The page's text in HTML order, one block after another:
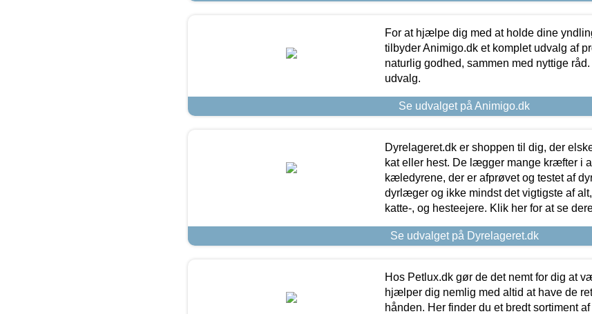
For at hjælpe dig med at holde dine
tilbyder Animigo.dk et komplet udvalg af
naturlig godhed, sammen med nyttige
udvalg.
Se udvalget på Animigo.dk
Dyrelageret.dk er shoppen til dig, der
kat eller hest. De lægger mange kræfter i
kæledyrene, der er afprøvet og testet af
dyrlæger og ikke mindst det vigtigste af
katte-, og hesteejere. Klik her for at se
Se udvalget på Dyrelageret.dk
Hos Petlux.dk gør de det nemt for dig at
hjælper dig nemlig med altid at have de
hånden. Her finder du et bredt sortiment